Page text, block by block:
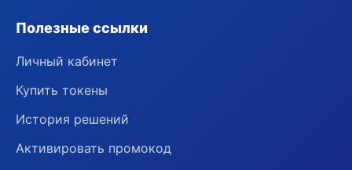
Полезные ссылки
Личный кабинет
Купить токены
История решений
Активировать промокод